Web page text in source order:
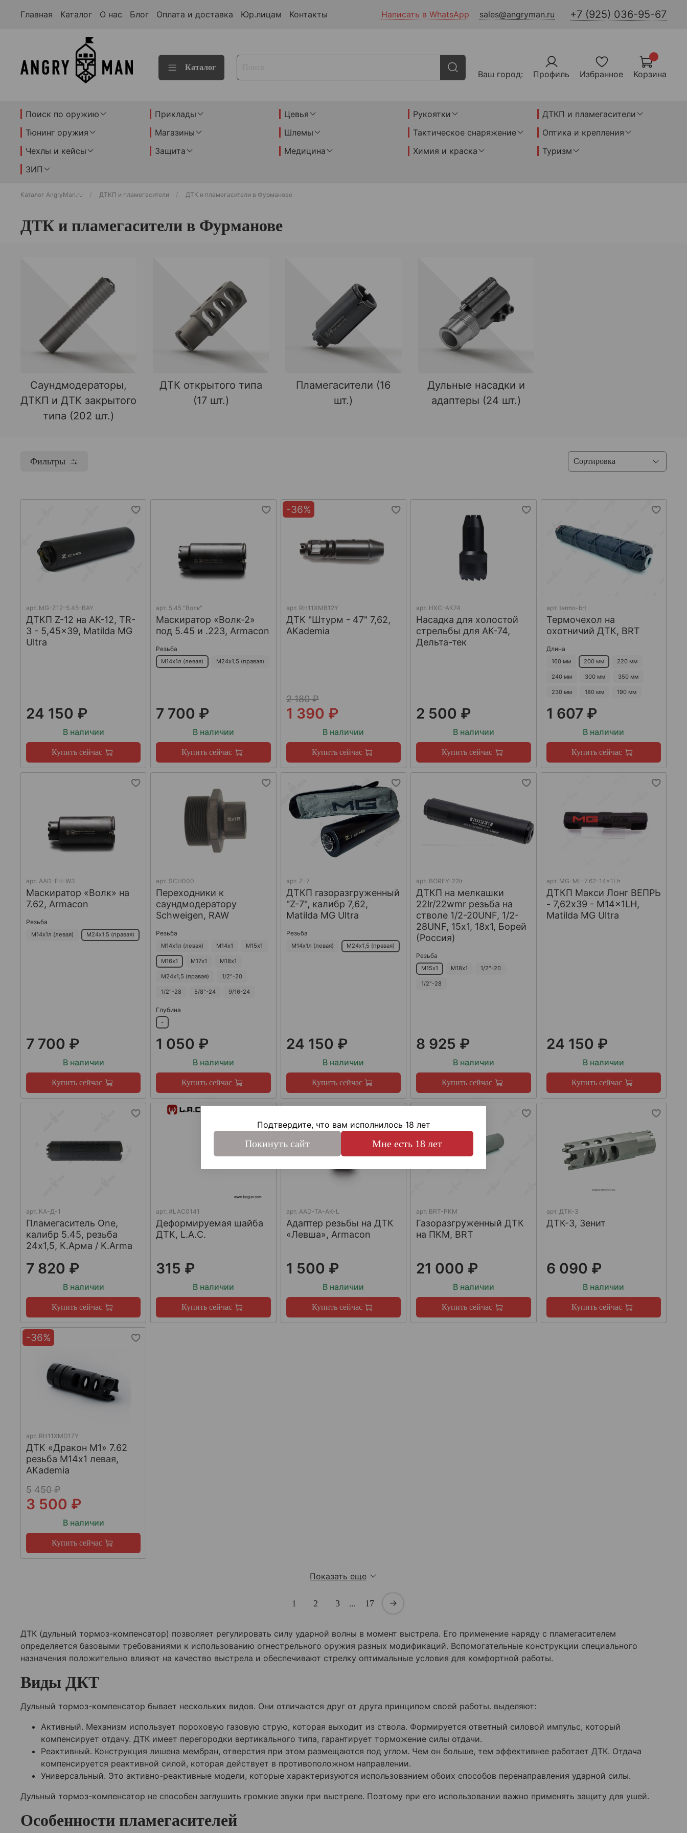
Главная Каталог О нас Блог Оплата и доставка Юр.лицам Контакты Написать в WhatsApp sales@angryman.ru +7 (925) 036-95-67
Каталог
Ваш город: Профиль Избранное Корзина
Поиск по оружию Приклады Цевья Рукоятки
ДТКП и пламегасители
Тюнинг оружия
Магазины Шлемы Тактическое снаряжение
Оптика и крепления
Чехлы и кейсы
Защита Медицина Химия и краска
Туризм
ЗИП
Каталог AngryMan.ru ДТКП и пламегасители ДТК и пламегасители в Фурманове
ДТК и пламегасители в Фурманове
Саундмодераторы,
ДТКП и ДТК закрытого
типа (202 шт.)
ДТК открытого типа
(17 шт.)
Пламегасители (16
шт.)
Дульные насадки и
адаптеры (24 шт.)
Фильтры
арт. MG-Z12-5.45-BAY
ДТКП Z-12 на АК-12, TR-
3 - 5,45x39, Matilda MG
Ultra
24 150 ₽
В наличии
Купить сейчас
арт. 5,45 "Волк"
Маскиратор «Волк-2»
под 5.45 и .223, Armacon
Резьба
М14х1л (левая) М24х1,5 (правая)
7 700 ₽
В наличии
Купить сейчас
-36%
арт. RH11XMB12Y
ДТК "Штурм - 47" 7,62,
AKademia
2 180 ₽
1 390 ₽
В наличии
Купить сейчас
арт. НХС-АК74
Насадка для холостой
стрельбы для АК-74,
Дельта-тек
2 500 ₽
В наличии
Купить сейчас
арт. termo-brt
Термочехол на
охотничий ДТК, BRT
Длина
160 мм 200 мм 220 мм
240 мм 300 мм 350 мм
230 мм 180 мм 190 мм
1 607 ₽
В наличии
Купить сейчас
арт. AAD-FH-W3
Маскиратор «Волк» на
7.62, Armacon
Резьба
М14х1л (левая) М24х1,5 (правая)
7 700 ₽
В наличии
Купить сейчас
арт. SCH000
Переходники к
саундмодератору
Schweigen, RAW
Резьба
М14х1л (левая) М14х1 М15х1
М16х1 М17х1 М18х1
М24х1,5 (правая) 1/2"-20
1/2"-28 5/8"-24 9/16-24
Глубина
-
1 050 ₽
В наличии
Купить сейчас
арт. Z-7
ДТКП газоразгруженный
"Z-7", калибр 7,62,
Matilda MG Ultra
Резьба
М14х1л (левая) М24х1,5 (правая)
24 150 ₽
В наличии
Купить сейчас
арт. BOREY-22lr
ДТКП на мелкашки
22lr/22wmr резьба на
стволе 1/2-20UNF, 1/2-
28UNF, 15х1, 18х1, Борей
(Россия)
Резьба
М15х1 М18х1 1/2"-20
1/2"-28
8 925 ₽
В наличии
Купить сейчас
арт. MG-ML-7.62-14x1Lh
ДТКП Макси Лонг ВЕПРЬ
- 7,62x39 - M14x1LH,
Matilda MG Ultra
24 150 ₽
В наличии
Купить сейчас
арт. КА-Д-1
Пламегаситель One,
калибр 5.45, резьба
24х1,5, К.Арма / K.Arma
7 820 ₽
В наличии
Купить сейчас
арт.#LAC0141
Деформируемая шайба
ДТК, L.A.C.
315 ₽
В наличии
Купить сейчас
арт. AAD-TA-AK-L
Адаптер резьбы на ДТК
«Левша», Armacon
1 500 ₽
В наличии
Купить сейчас
арт. BRT-PKM
Газоразгруженный ДТК
на ПКМ, BRT
21 000 ₽
В наличии
Купить сейчас
арт. ДТК-3
ДТК-3, Зенит
6 090 ₽
В наличии
Купить сейчас
-36%
арт. RH11XMD17Y
ДТК «Дракон М1» 7.62
резьба М14х1 левая,
AKademia
5 450 ₽
3 500 ₽
В наличии
Купить сейчас
Показать еще
1 2 3 … 17
ДТК (дульный тормоз-компенсатор) позволяет регулировать силу ударной волны в момент выстрела. Его применение наряду с пламегасителем
определяется базовыми требованиями к использованию огнестрельного оружия разных модификаций. Вспомогательные конструкции специального
назначения положительно влияют на качество выстрела и обеспечивают стрелку оптимальные условия для комфортной работы.
Виды ДКТ
Дульный тормоз-компенсатор бывает нескольких видов. Они отличаются друг от друга принципом своей работы. выделяют:
Активный. Механизм использует пороховую газовую струю, которая выходит из ствола. Формируется ответный силовой импульс, который
компенсирует отдачу. ДТК имеет перегородки вертикального типа, гарантирует торможение силы отдачи.
Реактивный. Конструкция лишена мембран, отверстия при этом размещаются под углом. Чем он больше, тем эффективнее работает ДТК. Отдача
компенсируется реактивной силой, которая действует в противоположном направлении.
Универсальный. Это активно-реактивные модели, которые характеризуются использованием обоих способов перенаправления ударной силы.
Дульный тормоз-компенсатор не способен заглушить громкие звуки при выстреле. Поэтому при его использовании важно применять защиту для ушей.
Особенности пламегасителей
Подтвердите, что вам исполнилось 18 лет
Покинуть сайт Мне есть 18 лет